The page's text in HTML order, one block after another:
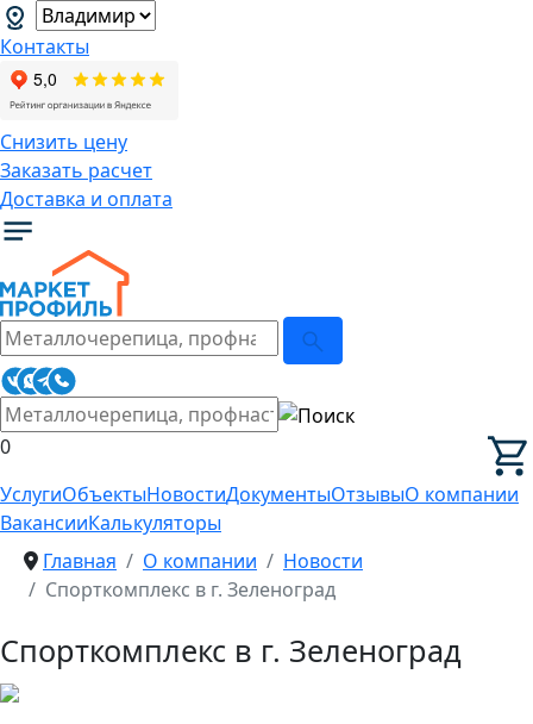
Контакты
Снизить цену
Заказать расчет
Доставка и оплата
0
УслугиОбъектыНовостиДокументыОтзывыО компании
ВакансииКалькуляторы
Главная
О компании
Новости
Спорткомплекс в г. Зеленоград
Спорткомплекс в г. Зеленоград